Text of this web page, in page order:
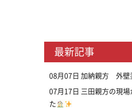
最新記事
08月07日 加納親方 外壁
07月17日 三田親方の現場
た